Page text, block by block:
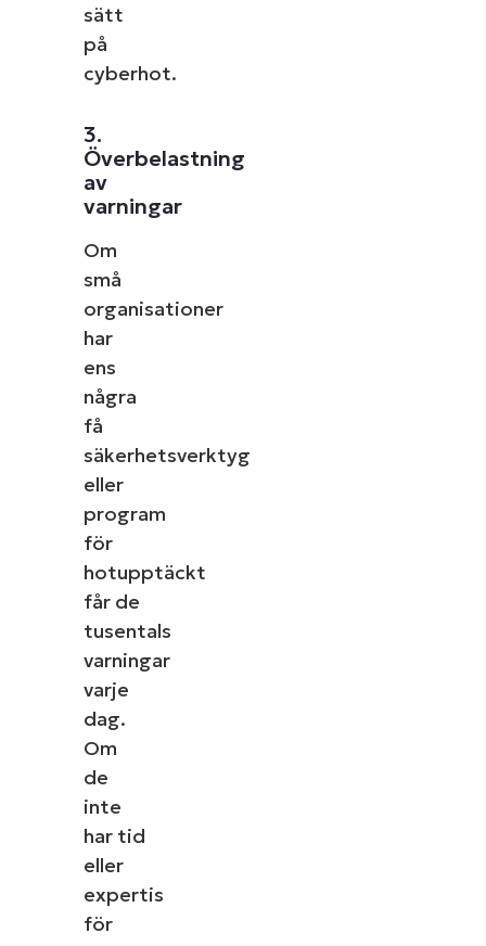
sätt
på
cyberhot.
3.
Överbelastning
av
varningar
Om
små
organisationer
har
ens
några
få
säkerhetsverktyg
eller
program
för
hotupptäckt
får de
tusentals
varningar
varje
dag.
Om
de
inte
har tid
eller
expertis
för